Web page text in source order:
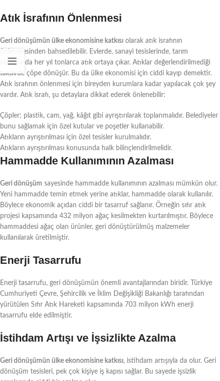
Atık İsrafının Önlenmesi
Geri dönüşümün ülke ekonomisine katkısı olarak atık israfının
önlenmesinden bahsedilebilir. Evlerde, sanayi tesislerinde, tarım
alanlarında her yıl tonlarca atık ortaya çıkar. Atıklar değerlendirilmediği
takdirde çöpe dönüşür. Bu da ülke ekonomisi için ciddi kayıp demektir.
Atık israfının önlenmesi için bireyden kurumlara kadar yapılacak çok şey
vardır. Atık israfı, şu detaylara dikkat ederek önlenebilir:
Çöpler; plastik, cam, yağ, kâğıt gibi ayrıştırılarak toplanmalıdır. Belediyeler
bunu sağlamak için özel kutular ve poşetler kullanabilir.
Atıkların ayrıştırılması için özel tesisler kurulmalıdır.
Atıkların ayrıştırılması konusunda halk bilinçlendirilmelidir.
Hammadde Kullanımının Azalması
Geri dönüşüm sayesinde hammadde kullanımının azalması mümkün olur.
Yeni hammadde temin etmek yerine atıklar, hammadde olarak kullanılır.
Böylece ekonomik açıdan ciddi bir tasarruf sağlanır. Örneğin sıfır atık
projesi kapsamında 432 milyon ağaç kesilmekten kurtarılmıştır. Böylece
hammaddesi ağaç olan ürünler, geri dönüştürülmüş malzemeler
kullanılarak üretilmiştir.
Enerji Tasarrufu
Enerji tasarrufu, geri dönüşümün önemli avantajlarından biridir. Türkiye
Cumhuriyeti Çevre, Şehircilik ve İklim Değişikliği Bakanlığı tarafından
yürütülen Sıfır Atık Hareketi kapsamında 703 milyon kWh enerji
tasarrufu elde edilmiştir.
İstihdam Artışı ve İşsizlikte Azalma
Geri dönüşümün ülke ekonomisine katkısı, istihdam artışıyla da olur. Geri
dönüşüm tesisleri, pek çok kişiye iş kapısı sağlar. Bu sayede işsizlik